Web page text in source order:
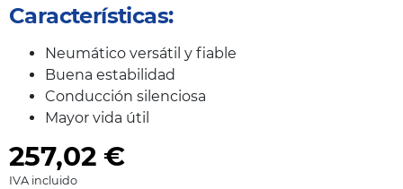
Características:
Neumático versátil y fiable
Buena estabilidad
Conducción silenciosa
Mayor vida útil
257,02 €
IVA incluido